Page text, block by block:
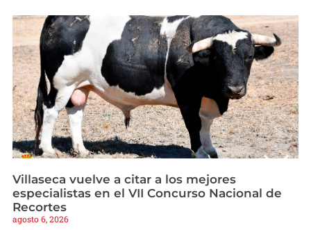
Villaseca vuelve a citar a los mejores
especialistas en el VII Concurso Nacional de
Recortes
agosto 6, 2026